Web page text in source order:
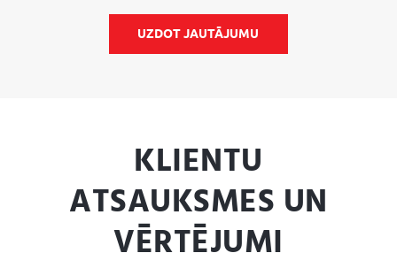
UZDOT JAUTĀJUMU
KLIENTU
ATSAUKSMES UN
VĒRTĒJUMI